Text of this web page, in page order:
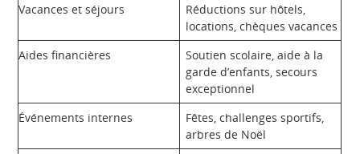
Vacances et séjours
Réductions sur hôtels,
locations, chèques vacances
Aides financières
Soutien scolaire, aide à la
garde d’enfants, secours
exceptionnel
Événements internes
Fêtes, challenges sportifs,
arbres de Noël